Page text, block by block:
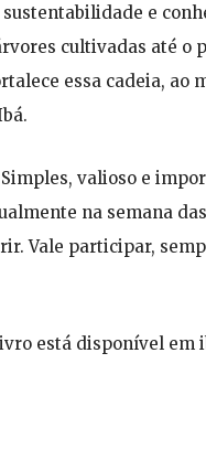
e
cultivadas até o
essa cadeia, ao
valioso e
na semana
Vale participar,
está disponível em